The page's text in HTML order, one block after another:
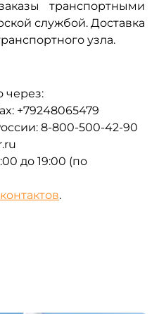
транспортными
службой. Доставка
узла.
через:
+79248065479
8-800-500-42-90
до 19:00 (по
.